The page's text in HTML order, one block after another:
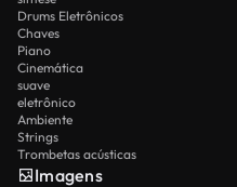
Drums Eletrônicos
Chaves
Piano
Cinemática
suave
eletrônico
Ambiente
Strings
Trombetas acústicas
Imagens